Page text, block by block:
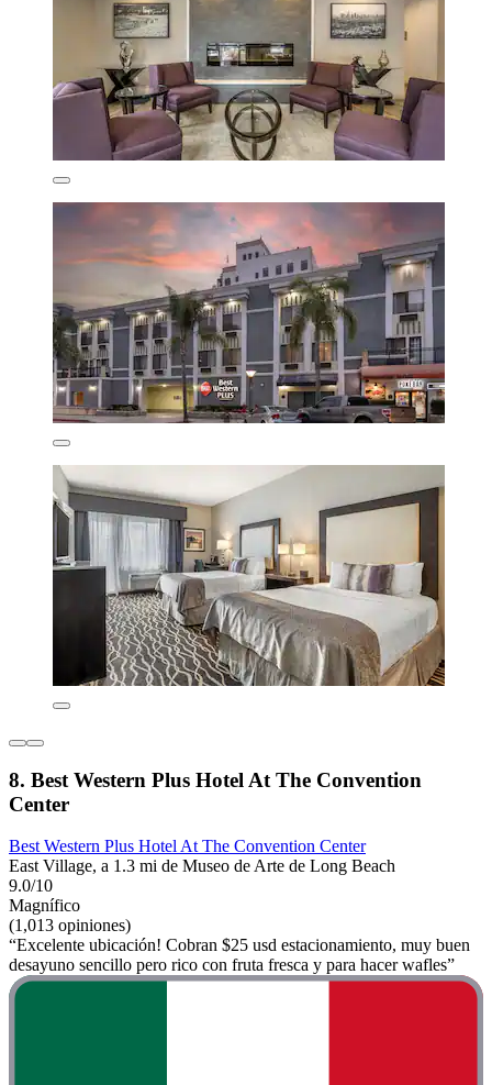
8. Best Western Plus Hotel At The Convention
Center
Best Western Plus Hotel At The Convention Center
East Village, a 1.3 mi de Museo de Arte de Long Beach
9.0/10
Magnífico
(1,013 opiniones)
“Excelente ubicación! Cobran $25 usd estacionamiento, muy buen
desayuno sencillo pero rico con fruta fresca y para hacer wafles”